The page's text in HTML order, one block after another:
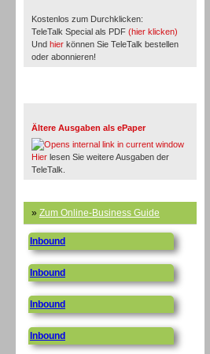
Kostenlos zum Durchklicken:
TeleTalk Special als PDF (hier klicken)
Und hier können Sie TeleTalk bestellen
oder abonnieren!
Ältere Ausgaben als ePaper
Hier lesen Sie weitere Ausgaben der
TeleTalk.
» Zum Online-Business Guide
Inbound
Inbound
Inbound
Inbound